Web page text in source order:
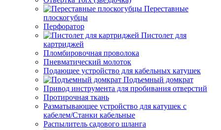
Переставные
плоскогубцы
Перфоратор
Пистолет для
картриджей
Пломбировочная проволока
Пневматический молоток
Подающее устройство для кабельных катушек
Подъемный домкрат
Привод инструмента для пробивания отверстий
Протирочная ткань
Разматывающее устройство для катушек с
кабелем/Станки кабельные
Распылитель садового шланга